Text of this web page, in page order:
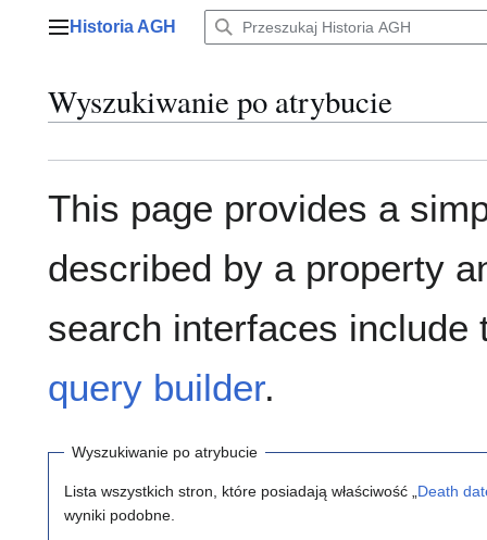
Menu główne
Historia AGH
Wyszukiwanie po atrybucie
This page provides a
described by a property
search interfaces include
query builder.
Wyszukiwanie po atrybucie
Lista wszystkich stron, które posiadają właściwość „ Death
wyniki podobne.